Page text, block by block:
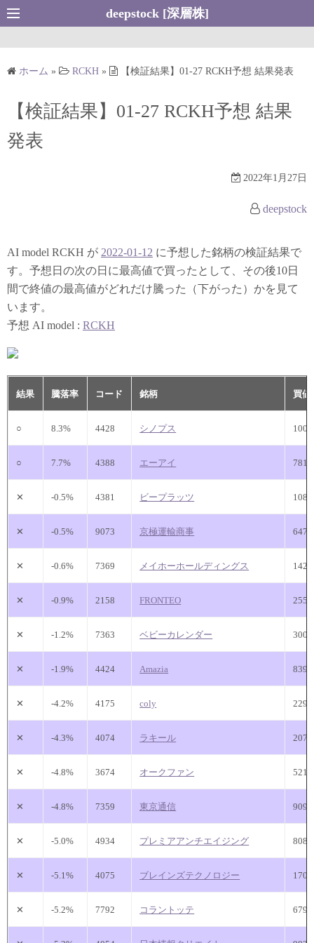
コ
ン
キ
deepstock [深層株]
ホーム » RCKH » 【検証結果】01-27 RCKH予想 結果発表
【検証結果】01-27 RCKH予想 結果
発表
2022年1月27日
deepstock
AI model RCKH が 2022-01-12 に予想した銘柄の検証結果で
す。予想日の次の日に最高値で買ったとして、その後10日
間で終値の最高値がどれだけ騰った（下がった）かを見て
います。
予想 AI model : RCKH
結果 騰落率 コード 銘柄 買
○ 8.3% 4428 シノプス
○ 7.7% 4388 エーアイ 781
✕ -0.5% 4381 ビープラッツ
✕ -0.5% 9073 京極運輸商事 647
✕ -0.6% 7369 メイホーホールディングス
✕ -0.9% 2158 FRONTEO
✕ -1.2% 7363 ベビーカレンダー
✕ -1.9% 4424 Amazia 839
✕ -4.2% 4175 coly
✕ -4.3% 4074 ラキール
✕ -4.8% 3674 オークファン 521
✕ -4.8% 7359 東京通信 909
✕ -5.0% 4934 プレミアアンチエイジング
✕ -5.1% 4075 ブレインズテクノロジー
✕ -5.2% 7792 コラントッテ 679